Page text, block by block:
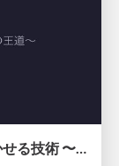
Laravel Boostに学ぶ、AIにPHPを書かせる技術 〜OSSの実装から蒸留するエージェント制御の王道〜